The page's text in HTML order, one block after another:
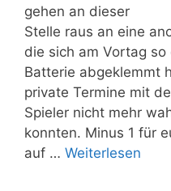
gehen an dieser
Stelle raus an eine
die sich am Vortag
Batterie abgeklemmt
private Termine mit
Spieler nicht mehr
konnten. Minus 1 für
auf … Weiterlesen